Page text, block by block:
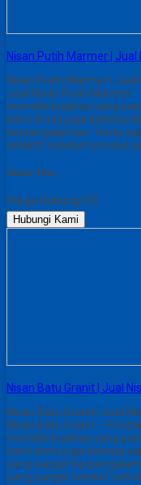
Nisan Putih Marmer |
Nisan Putih Marmer |
Jual Nisan Putih Marmer
memiliki kualitas yang
kami di sini juga bekerja
berpengalaman. Tentu
selektif sebelum proses
Share This :
Harga Hubungi CS
Hubungi Kami
Nisan Batu Granit | Jual
Nisan Batu Granit | Jual
Nisan Batu Granit –
memiliki kualitas yang
kami disini juga bekerja
yang sangat
yang sangat selektif